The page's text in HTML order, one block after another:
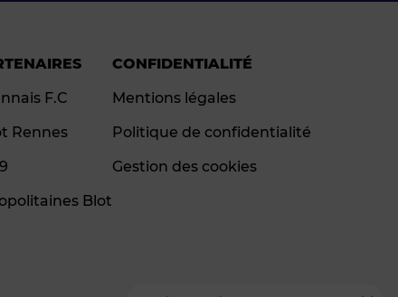
F.C
Rennes
Blot
CONFIDENTIALITÉ
Mentions légales
Politique de confidentialité
Gestion des cookies